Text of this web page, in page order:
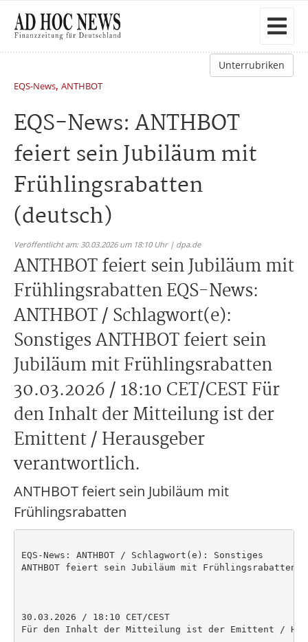
Unterrubriken
EQS-News, ANTHBOT
EQS-News: ANTHBOT
feiert sein Jubiläum mit
Frühlingsrabatten
(deutsch)
Veröffentlicht am: 30.03.2026 um 18:10 Uhr | dpa.de
ANTHBOT feiert sein Jubiläum mit
Frühlingsrabatten EQS-News:
ANTHBOT / Schlagwort(e):
Sonstiges ANTHBOT feiert sein
Jubiläum mit Frühlingsrabatten
30.03.2026 / 18:10 CET/CEST Für
den Inhalt der Mitteilung ist der
Emittent / Herausgeber
verantwortlich.
ANTHBOT feiert sein Jubiläum mit
Frühlingsrabatten
EQS-News: ANTHBOT / Schlagwort(e): Sonstiges
ANTHBOT feiert sein Jubiläum mit Frühlingsrabatten
30.03.2026 / 18:10 CET/CEST
Für den Inhalt der Mitteilung ist der Emittent /